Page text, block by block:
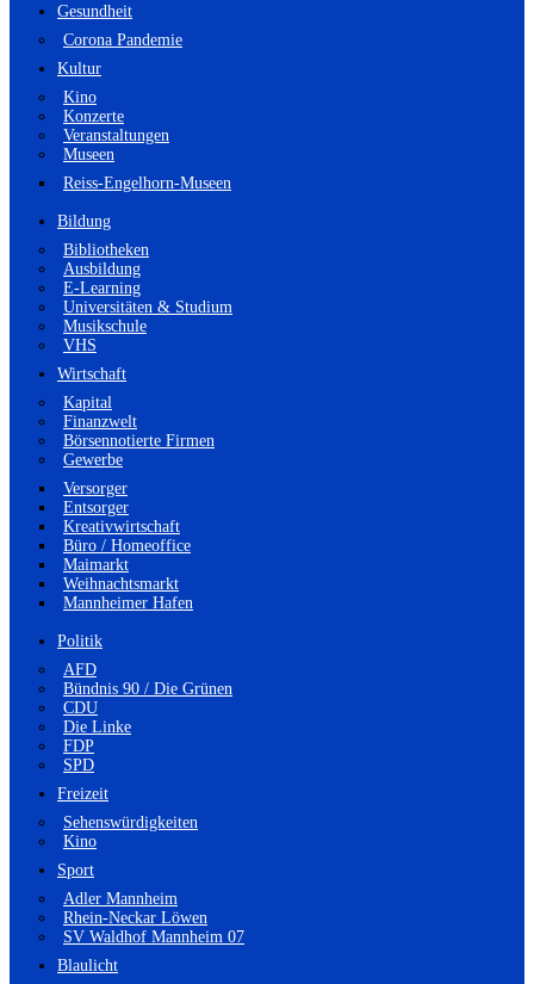
Gesundheit
Corona Pandemie
Kultur
Kino
Konzerte
Veranstaltungen
Museen
Reiss-Engelhorn-Museen
Bildung
Bibliotheken
Ausbildung
E-Learning
Universitäten & Studium
Musikschule
VHS
Wirtschaft
Kapital
Finanzwelt
Börsennotierte Firmen
Gewerbe
Versorger
Entsorger
Kreativwirtschaft
Büro / Homeoffice
Maimarkt
Weihnachtsmarkt
Mannheimer Hafen
Politik
AFD
Bündnis 90 / Die Grünen
CDU
Die Linke
FDP
SPD
Freizeit
Sehenswürdigkeiten
Kino
Sport
Adler Mannheim
Rhein-Neckar Löwen
SV Waldhof Mannheim 07
Blaulicht